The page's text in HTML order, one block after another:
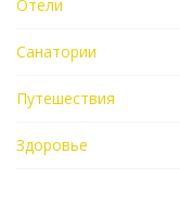
Отели
Санатории
Путешествия
Здоровье